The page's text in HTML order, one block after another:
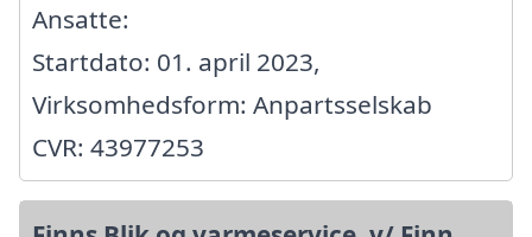
Ansatte:
Startdato: 01. april 2023,
Virksomhedsform: Anpartsselskab
CVR: 43977253